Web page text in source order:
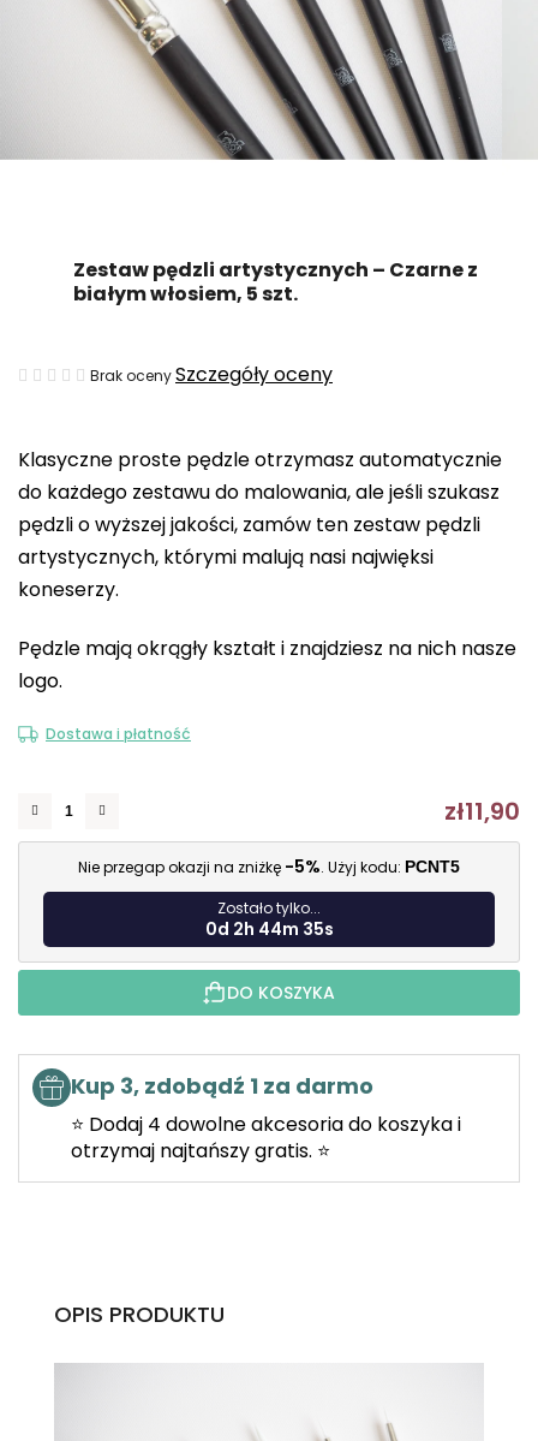
Klasyczne proste pędzle otrzymasz automatycznie
do każdego zestawu do malowania, ale jeśli szukasz
pędzli o wyższej jakości, zamów ten zestaw pędzli
artystycznych, którymi malują nasi najwięksi
koneserzy.
Pędzle mają okrągły kształt i znajdziesz na nich nasze
logo.
Dostawa i płatność
zł11,90
Nie przegap okazji na zniżkę -5%. Użyj kodu: PCNT5
Zostało tylko...
0d 2h 44m 34s
DO KOSZYKA
Kup 3, zdobądź 1 za darmo
⭐ Dodaj 4 dowolne akcesoria do koszyka i
otrzymaj najtańszy gratis. ⭐
Zestaw pędzli artystycznych – Czarne z
białym włosiem, 5 szt.
Średnia
wynosi
0,0
na
5
gwiazdek.
Brak ocenySzczegóły oceny
OPIS PRODUKTU